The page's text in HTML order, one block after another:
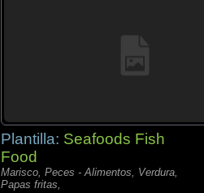
Plantilla: Seafoods Fish
Food
Marisco, Peces - Alimentos, Verdura,
Papas fritas,